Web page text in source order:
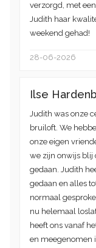
verzorgd, met
Judith haar
weekend gehad!
28-06-2026
Ilse
Judith was onze
bruiloft. We
onze eigen
we zijn onwijs blij
gedaan. Judith
gedaan en alles
normaal
nu helemaal
heeft ons vanaf
en meegenomen